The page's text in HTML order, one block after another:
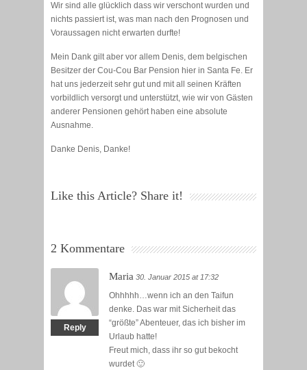
Wir sind alle glücklich dass wir verschont wurden und
nichts passiert ist, was man nach den Prognosen und
Voraussagen nicht erwarten durfte!
Mein Dank gilt aber vor allem Denis, dem belgischen
Besitzer der Cou-Cou Bar Pension hier in Santa Fe. Er
hat uns jederzeit sehr gut und mit all seinen Kräften
vorbildlich versorgt und unterstützt, wie wir von Gästen
anderer Pensionen gehört haben eine absolute
Ausnahme.
Danke Denis, Danke!
Like this Article? Share it!
2 Kommentare
Reply
Maria 30. Januar 2015 at 17:32
Ohhhhh…wenn ich an den Taifun
denke. Das war mit Sicherheit das
“größte” Abenteuer, das ich bisher im
Urlaub hatte!
Freut mich, dass ihr so gut bekocht
wurdet 🙂